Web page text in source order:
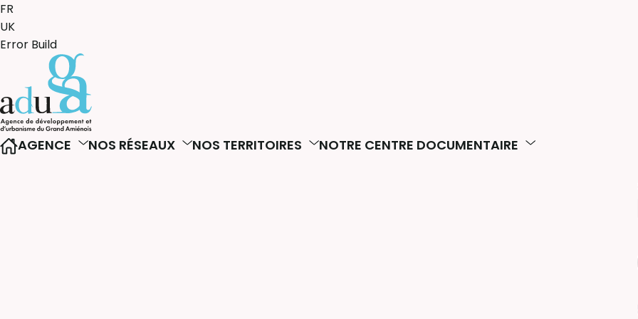
FR
UK
Error Build
AGENCE NOS RÉSEAUX NOS TERRITOIRES NOTRE CENTRE DOCUMENTAIRE